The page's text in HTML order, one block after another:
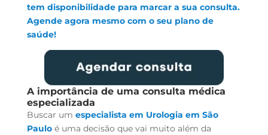
tem disponibilidade para marcar a sua consulta.
Agende agora mesmo com o seu plano de
saúde!
A importância de uma consulta médica
especializada
Buscar um especialista em Urologia em São
Pauloé uma decisão que vai muito além da